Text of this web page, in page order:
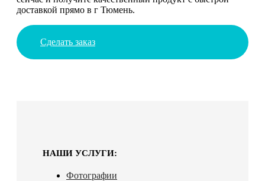
доставкой прямо в г Тюмень.
Сделать заказ
НАШИ УСЛУГИ:
Фотографии